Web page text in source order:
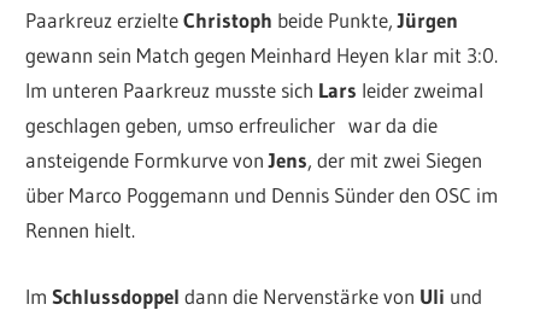
Paarkreuz erzielteChristoph beide Punkte,Jürgen
gewann sein Match gegen Meinhard Heyen klar mit 3:0.
Im unteren Paarkreuz musste sich Lars leider zweimal
geschlagen geben, umso erfreulicher war da die
ansteigende Formkurve vonJens, der mit zwei Siegen
über Marco Poggemann und Dennis Sünder den OSC im
Rennen hielt.
ImSchlussdoppel dann die Nervenstärke von Uli und